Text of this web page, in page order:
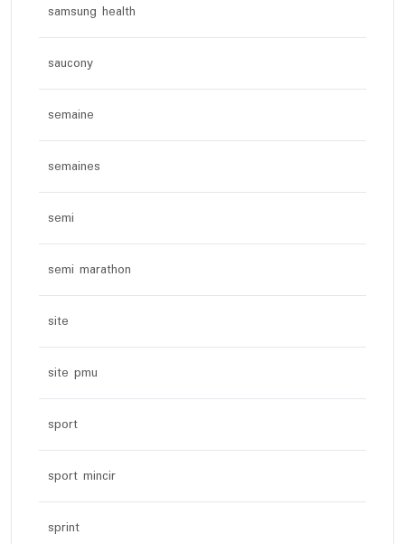
samsung health
saucony
semaine
semaines
semi
semi marathon
site
site pmu
sport
sport mincir
sprint